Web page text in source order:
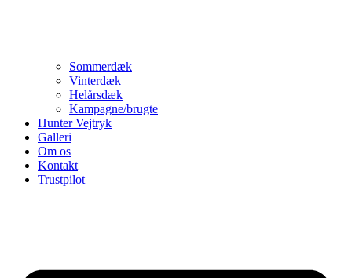
Sommerdæk
Vinterdæk
Helårsdæk
Kampagne/brugte
Hunter Vejtryk
Galleri
Om os
Kontakt
Trustpilot